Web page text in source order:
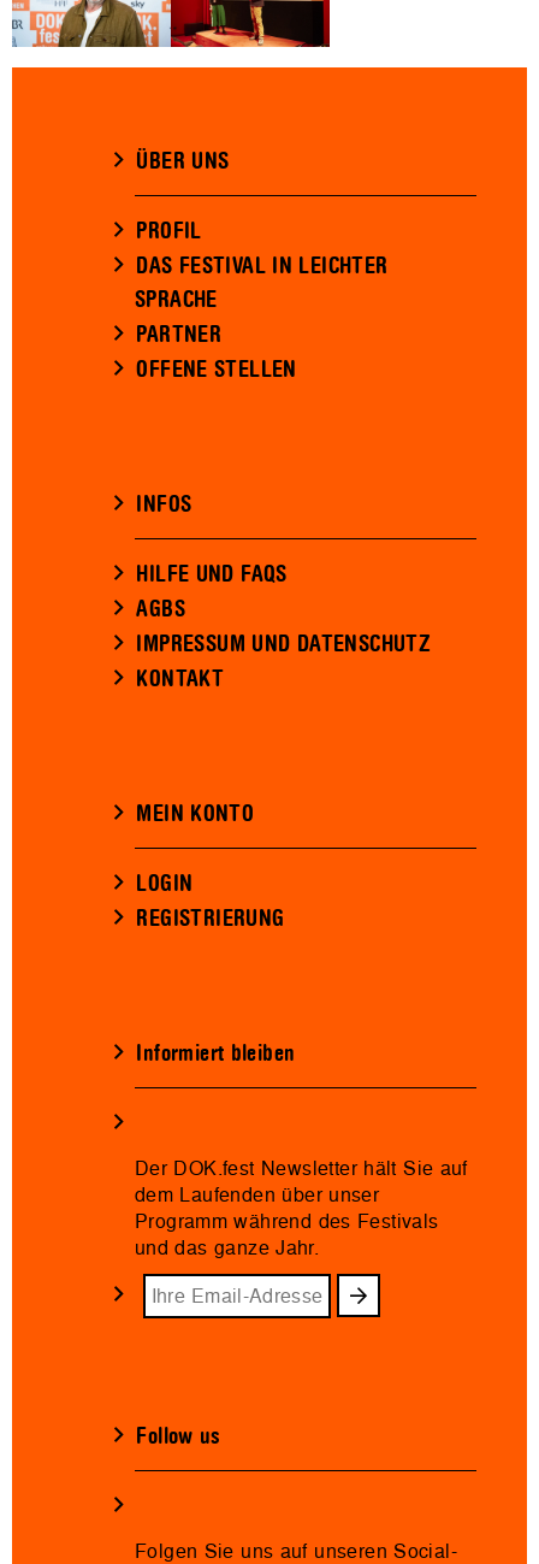
ÜBER UNS
PROFIL
DAS FESTIVAL IN LEICHTER
SPRACHE
PARTNER
OFFENE STELLEN
INFOS
HILFE UND FAQS
AGBS
IMPRESSUM UND DATENSCHUTZ
KONTAKT
MEIN KONTO
LOGIN
REGISTRIERUNG
Informiert bleiben
Der DOK.fest Newsletter hält Sie auf
dem Laufenden über unser
Programm während des Festivals
und das ganze Jahr.
Follow us
Folgen Sie uns auf unseren Social-